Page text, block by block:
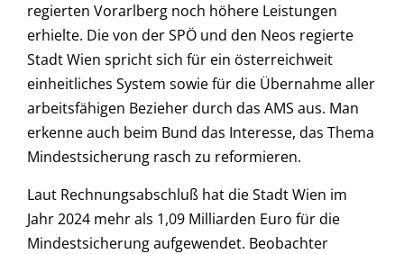
regierten Vorarlberg noch höhere Leistungen
erhielte. Die von der SPÖ und den Neos regierte
Stadt Wien spricht sich für ein österreichweit
einheitliches System sowie für die Übernahme aller
arbeitsfähigen Bezieher durch das AMS aus. Man
erkenne auch beim Bund das Interesse, das Thema
Mindestsicherung rasch zu reformieren.
Laut Rechnungsabschluß hat die Stadt Wien im
Jahr 2024 mehr als 1,09 Milliarden Euro für die
Mindestsicherung aufgewendet. Beobachter